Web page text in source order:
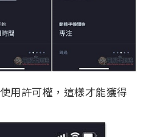
用許可權，這樣才能獲得